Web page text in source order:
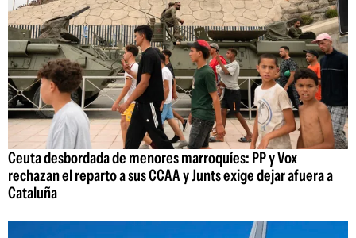
Ceuta desbordada de menores marroquíes: PP y Vox
rechazan el reparto a sus CCAA y Junts exige dejar afuera a
Cataluña